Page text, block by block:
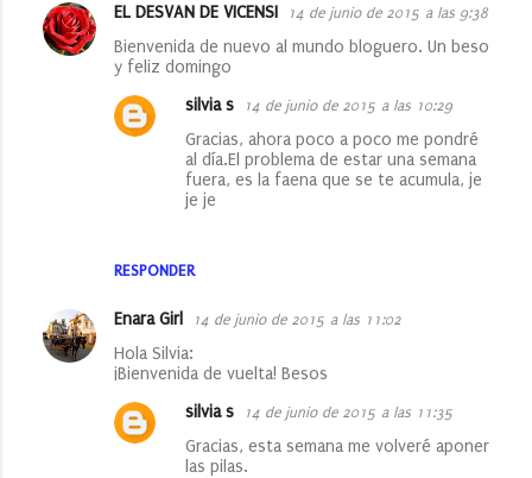
C
o
s
EL DESVAN DE VICENSI 14 de junio de 2015 a las 9:38
Bienvenida de nuevo al mundo bloguero. Un beso
y feliz domingo
RESPONDER
silvia s 14 de junio de 2015 a las 10:29
Gracias, ahora poco a poco me pondré
al día.El problema de estar una semana
fuera, es la faena que se te acumula, je
je je
Enara Girl 14 de junio de 2015 a las 11:02
Hola Silvia:
¡Bienvenida de vuelta! Besos
silvia s 14 de junio de 2015 a las 11:35
Gracias, esta semana me volveré aponer
las pilas.